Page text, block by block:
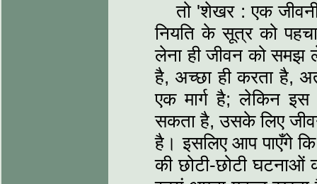
तो 'शेखर : एक
नियति के सूत्र को
लेना ही जीवन को समझ
है, अच्छा ही करता है,
एक मार्ग है; लेकिन इस
सकता है, उसके लिए
है। इसलिए आप पाएँगे
की छोटी-छोटी घटनाओं